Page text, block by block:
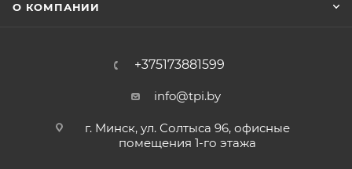
О КОМПАНИИ
+375173881599
info@tpi.by
г. Минск, ул. Солтыса 96, офисные
помещения 1-го этажа